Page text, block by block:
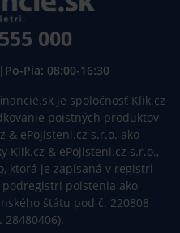
000
Po-Pia: 08:00-16:30
je spoločnosť Klik.cz
poistných produktov
& ePojisteni.cz s.r.o. ako
Klik.cz & ePojisteni.cz s.r.o.,
ktorá je zapísaná v registri
poistenia ako
štátu pod č. 220808
28480406).